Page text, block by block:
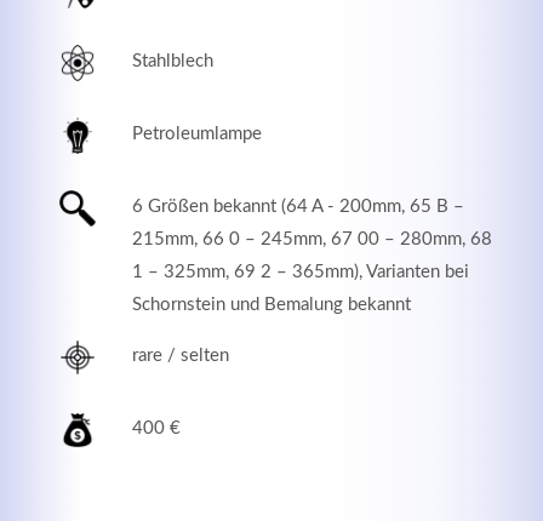
Stahlblech
Petroleumlampe
6 Größen bekannt (64 A - 200mm, 65 B –
215mm, 66 0 – 245mm, 67 00 – 280mm, 68
1 – 325mm, 69 2 – 365mm), Varianten bei
Schornstein und Bemalung bekannt
rare / selten
400 €
Lorem ipsum dolor sit amet, consectetuer adipiscing